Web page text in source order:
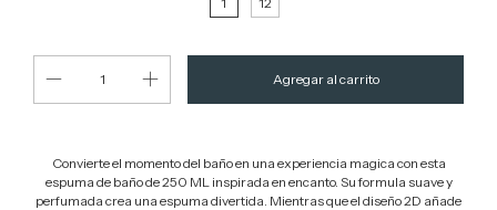
Convierte el momento del baño en una experiencia magica con esta
espuma de baño de 250 ML inspirada en encanto. Su formula suave y
perfumada crea una espuma divertida. Mientras que el diseño 2D añade